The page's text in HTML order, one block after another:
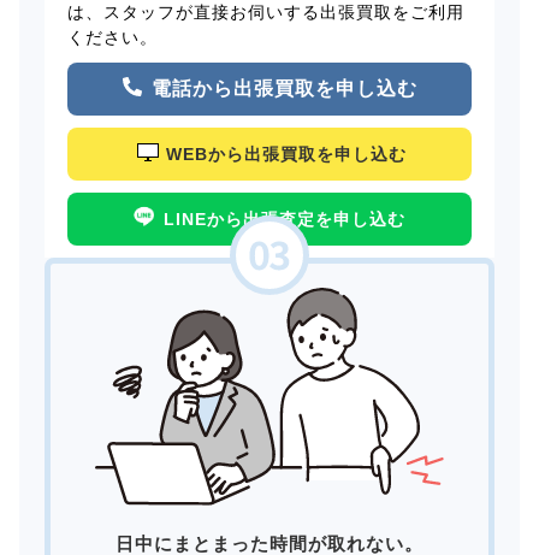
は、スタッフが直接お伺いする出張買取をご利用
ください。
電話から出張買取を申し込む
WEBから出張買取を申し込む
LINEから出張査定を申し込む
日中にまとまった時間が取れない。